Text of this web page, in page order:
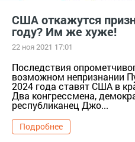
США откажутся
году? Им же хуже!
22 ноя 2021 17:01
Последствия
возможном непризнании
2024 года ставят США в
Два конгрессмена,
республиканец Джо...
Подробнее